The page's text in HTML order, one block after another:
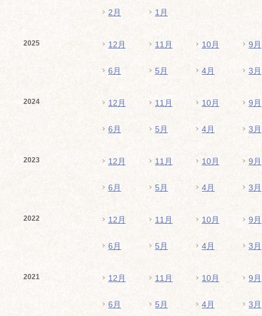
2月 1月
2025 12月 11月 10月 9月
6月 5月 4月 3月
2024 12月 11月 10月 9月
6月 5月 4月 3月
2023 12月 11月 10月 9月
6月 5月 4月 3月
2022 12月 11月 10月 9月
6月 5月 4月 3月
2021 12月 11月 10月 9月
6月 5月 4月 3月